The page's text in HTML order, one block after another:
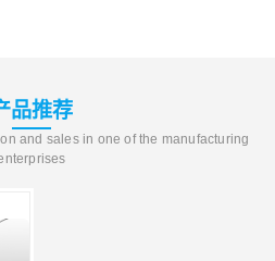
品推荐
and sales in one of the manufacturing